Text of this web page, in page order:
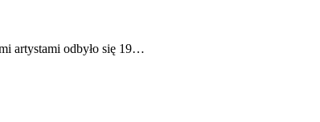
artystami odbyło się 19…